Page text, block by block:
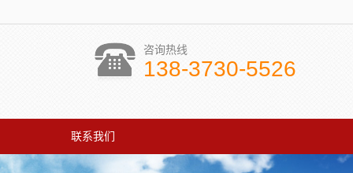
咨询热线
138-3730-5526
联系我们